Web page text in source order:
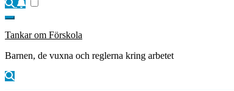
Tankar om Förskola
Barnen, de vuxna och reglerna kring arbetet